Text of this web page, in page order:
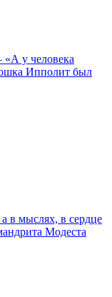
у человека
Ипполит был
в мыслях, в сердце
Модеста